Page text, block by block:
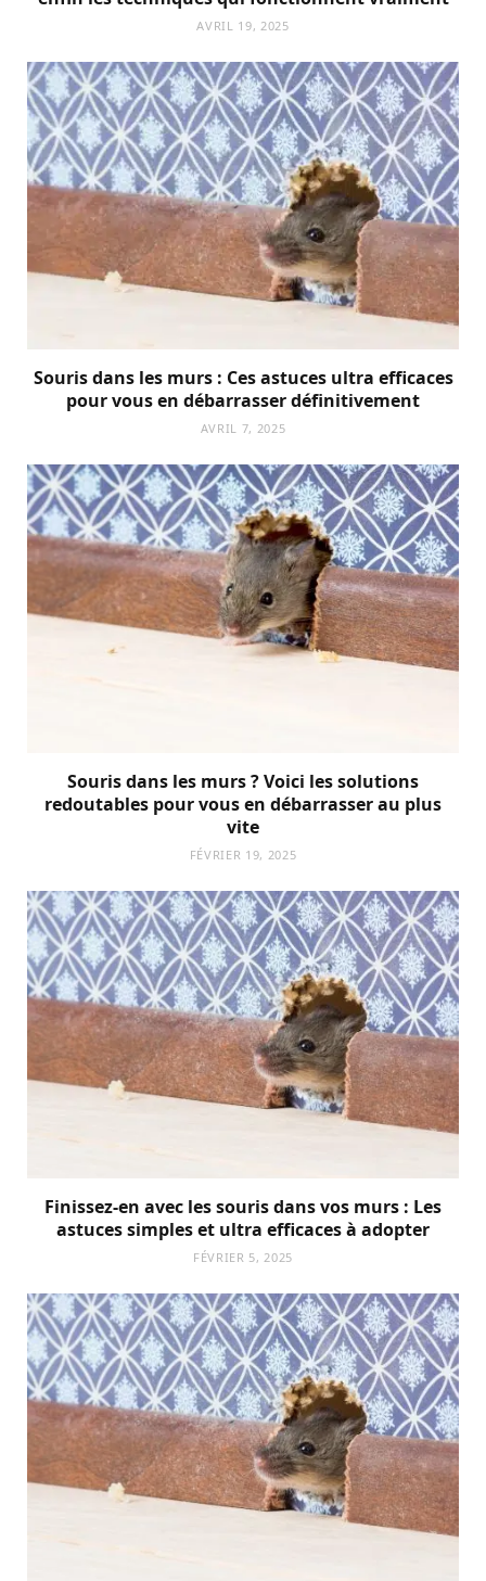
AVRIL 19, 2025
Souris dans les murs : Ces astuces ultra efficaces
pour vous en débarrasser définitivement
AVRIL 7, 2025
Souris dans les murs ? Voici les solutions
redoutables pour vous en débarrasser au plus
vite
FÉVRIER 19, 2025
Finissez-en avec les souris dans vos murs : Les
astuces simples et ultra efficaces à adopter
FÉVRIER 5, 2025